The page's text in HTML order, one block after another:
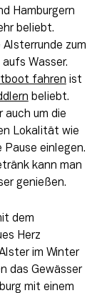
Hamburgern
beliebt.
Alsterrunde zum
Wasser.
fahren ist
beliebt.
auch um die
Lokalität wie
Pause einlegen.
kann man
genießen.
dem
Herz
im Winter
das Gewässer
mit einem